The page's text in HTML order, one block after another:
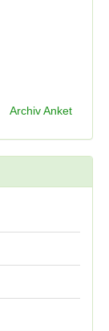
Archiv Anket